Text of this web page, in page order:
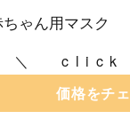
ゃん用マスク
click
価格をチ